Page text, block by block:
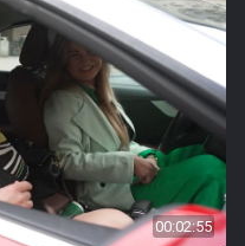
00:02:55